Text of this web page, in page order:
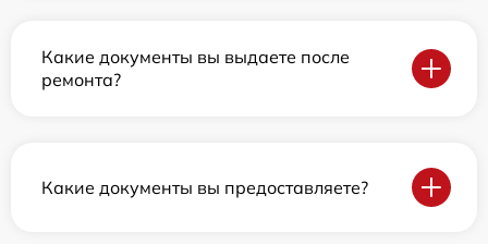
Какие документы вы выдаете после
ремонта?
Какие документы вы предоставляете?